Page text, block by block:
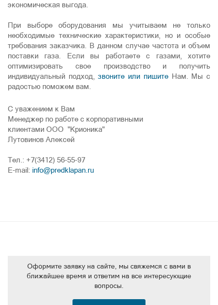
экономическая выгода.
При выборе оборудования мы учитываем не только
необходимые технические характеристики, но и особые
требования заказчика. В данном случае частота и объем
поставки газа. Если вы работаете с газами, хотите
оптимизировать свое производство и получить
индивидуальный подход,звоните или пишитеНам. Мы с
радостью поможем вам.
С уважением к Вам
Менеджер по работе с корпоративными
клиентами ООО "Крионика"
Лутовинов Алексей
Тел.: +7(3412) 56-55-97
E-mail: info@predklapan.ru
Оформите заявку на сайте, мы свяжемся с вами в
ближайшее время и ответим на все интересующие
вопросы.